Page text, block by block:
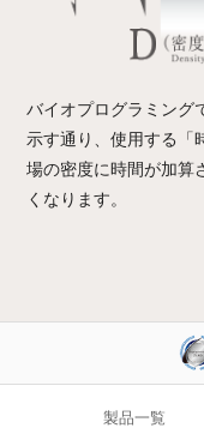
バイオプログラミング
示す通り、使用する「
場の密度に時間が加算
くなります。
製品一覧